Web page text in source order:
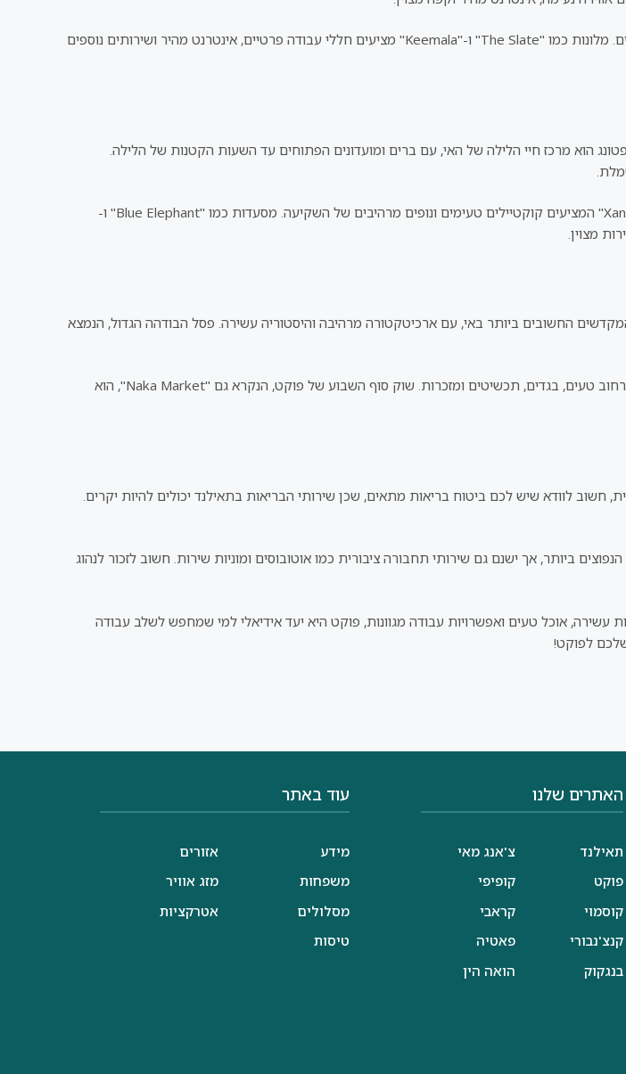
בנוסף, ישנם מלונות ודירות רבות המציעים חללי עבודה נוחים ושירותים מותאמים לדיגיטל נוודים. מלונות כמו "The Slate" ו-"Keemala" מציעים חללי עבודה פרטיים, אינטרנט מהיר ושירותים נוספים
הוא מרכז חיי הלילה של האי, עם ברים ומועדונים הפתוחים עד השעות הקטנות של הלילה.
למי שמחפש בילוי רגוע יותר, ישנם ברים על החוף כמו "Catch Beach Club" ו-"Xana Beach Club" המציעים קוקטיילים טעימים ונופים מרהיבים של השקיעה. מסעדות כמו "Blue Elephant" ו-
החשובים ביותר באי, עם ארכיטקטורה מרהיבה והיסטוריה עשירה. פסל הבודהה הגדול, הנמצא
שוק הלילה של פוקט הוא מקום נהדר לחוות את התרבות המקומית, עם דוכנים המציעים אוכל רחוב טעים, בגדים, תכשיטים ומזכרות. שוק סוף השבוע של פוקט, הנקרא גם "Naka Market", הוא
לוודא שיש לכם ביטוח בריאות מתאים, שכן שירותי הבריאות בתאילנד יכולים להיות יקרים.
ביותר, אך ישנם גם שירותי תחבורה ציבורית כמו אוטובוסים ומוניות שירות. חשוב לזכור לנהוג
עשירה, אוכל טעים ואפשרויות עבודה מגוונות, פוקט היא יעד אידיאלי למי שמחפש לשלב עבודה
לפוקט!
עוד באתר
מידע
משפחות
מסלולים
טיסות
אזורים
מזג אוויר
אטרקציות
האתרים שלנו
תאילנד
פוקט
קוסמוי
קנצ'נבורי
בנגקוק
צ'אנג מאי
קופיפי
קראבי
פאטיה
הואה הין